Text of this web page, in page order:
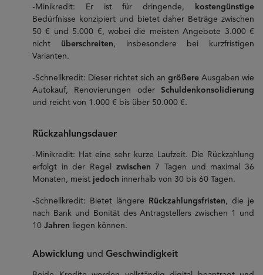
-Minikredit: Er ist für dringende,
kostengünstige
Bedürfnisse konzipiert und bietet daher Beträge zwischen
50 € und 5.000 €, wobei die meisten Angebote 3.000 €
nicht überschreiten, insbesondere bei kurzfristigen
Varianten.
-Schnellkredit: Dieser richtet sich an größere Ausgaben wie
Autokauf, Renovierungen oder Schuldenkonsolidierung
und reicht von 1.000 € bis über 50.000 €.
Rückzahlungsdauer
-Minikredit: Hat eine sehr kurze Laufzeit. Die Rückzahlung
erfolgt in der Regel zwischen 7 Tagen und maximal 36
Monaten, meist jedoch innerhalb von 30 bis 60 Tagen.
-Schnellkredit: Bietet längere Rückzahlungsfristen, die je
nach Bank und Bonität des Antragstellers zwischen 1 und
10 Jahren liegen können.
Abwicklung und Geschwindigkeit